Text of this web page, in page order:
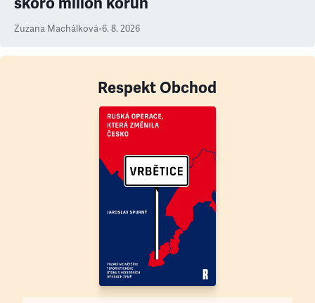
Zuzana Machálková•6. 8. 2026
Respekt Obchod